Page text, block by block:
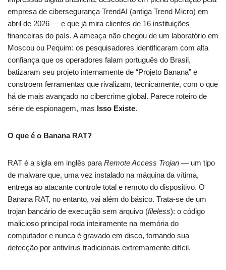
empresa de cibersegurança TrendAI (antiga Trend Micro) em
abril de 2026 — e que já mira clientes de 16 instituições
financeiras do país. A ameaça não chegou de um laboratório em
Moscou ou Pequim: os pesquisadores identificaram com alta
confiança que os operadores falam português do Brasil,
batizaram seu projeto internamente de “Projeto Banana” e
constroem ferramentas que rivalizam, tecnicamente, com o que
há de mais avançado no cibercrime global. Parece roteiro de
série de espionagem, mas Isso Existe.
O que é o Banana RAT?
RAT é a sigla em inglês para Remote Access Trojan — um tipo
de malware que, uma vez instalado na máquina da vítima,
entrega ao atacante controle total e remoto do dispositivo. O
Banana RAT, no entanto, vai além do básico. Trata-se de um
trojan bancário de execução sem arquivo (fileless): o código
malicioso principal roda inteiramente na memória do
computador e nunca é gravado em disco, tornando sua
detecção por antivírus tradicionais extremamente difícil.